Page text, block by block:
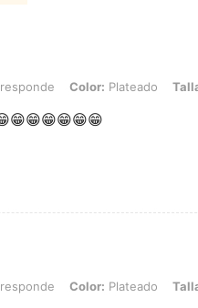
Color: Plateado, Talla: O
Color: Plateado
Color: Plateado, Talla: J
Color: Plateado